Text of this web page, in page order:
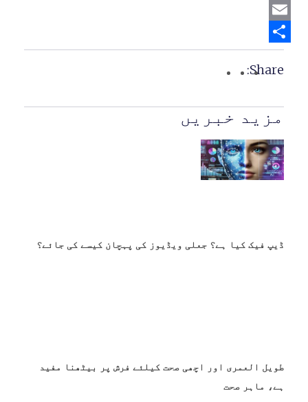
Mastodon
Email
Share
Share:
مزید خبریں
ڈیپ فیک کیا ہے؟ جعلی ویڈیوز کی پہچان کیسے کی جائے؟
طویل العمری اور اچھی صحت کیلئے فرش پر بیٹھنا مفید
ہے، ماہر صحت